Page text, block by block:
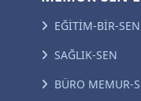
EĞİTİM-BİR-SEN
SAĞLIK-SEN
BÜRO MEMUR-